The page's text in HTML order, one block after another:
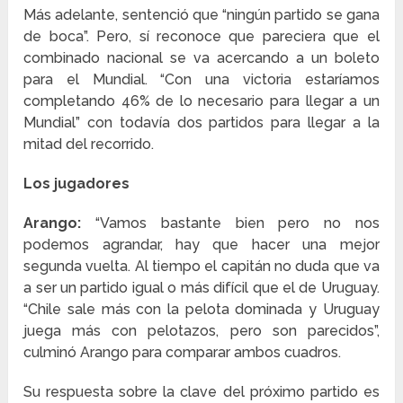
Más adelante, sentenció que “ningún partido se gana
de boca”. Pero, sí reconoce que pareciera que el
combinado nacional se va acercando a un boleto
para el Mundial. “Con una victoria estaríamos
completando 46% de lo necesario para llegar a un
Mundial” con todavía dos partidos para llegar a la
mitad del recorrido.
Los jugadores
Arango: “Vamos bastante bien pero no nos
podemos agrandar, hay que hacer una mejor
segunda vuelta. Al tiempo el capitán no duda que va
a ser un partido igual o más difícil que el de Uruguay.
“Chile sale más con la pelota dominada y Uruguay
juega más con pelotazos, pero son parecidos”,
culminó Arango para comparar ambos cuadros.
Su respuesta sobre la clave del próximo partido es